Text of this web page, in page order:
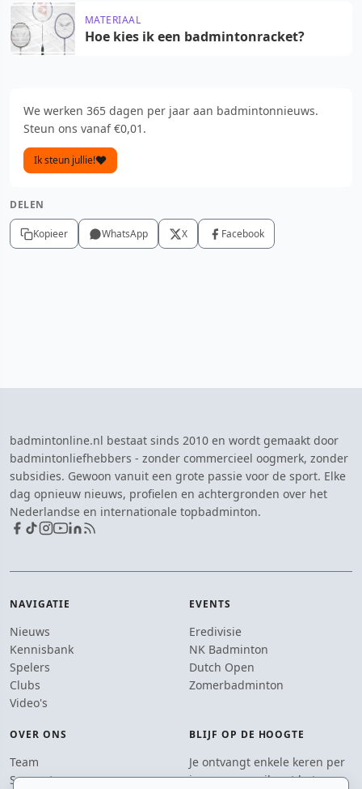
MATERIAAL
Hoe kies ik een badmintonracket?
We werken 365 dagen per jaar aan badmintonnieuws.
Steun ons vanaf €0,01.
Ik steun jullie!
DELEN
Kopieer WhatsApp X Facebook
badmintonline.nl bestaat sinds 2010 en wordt gemaakt door
badmintonliefhebbers - zonder commercieel oogmerk, zonder
subsidies. Gewoon vanuit een grote passie voor de sport. Elke
dag opnieuw nieuws, profielen en achtergronden over het
Nederlandse en internationale topbadminton.
NAVIGATIE
Nieuws
Kennisbank
Spelers
Clubs
Video's
EVENTS
Eredivisie
NK Badminton
Dutch Open
Zomerbadminton
OVER ONS
Team
Supporters
BLIJF OP DE HOOGTE
Je ontvangt enkele keren per
jaar een e-mail met het